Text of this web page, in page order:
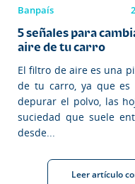
Banpaís
5 señales para
aire de tu carro
El filtro de aire es una
de tu carro, ya que es
depurar el polvo, las
suciedad que suele
desde...
Leer artículo